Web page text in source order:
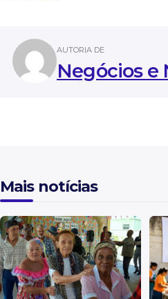
AUTORIA DE
Negócios
Mais notícias